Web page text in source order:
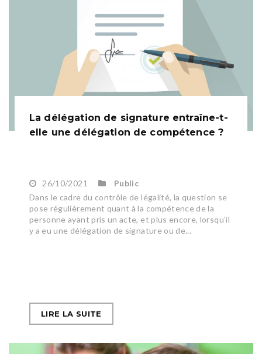
La délégation de signature entraîne-t-
elle une délégation de compétence ?
26/10/2021
Public
Dans le cadre du contrôle de légalité, la question se
pose régulièrement quant à la compétence de la
personne ayant pris un acte, et plus encore, lorsqu’il
y a eu une délégation de signature ou de...
LIRE LA SUITE